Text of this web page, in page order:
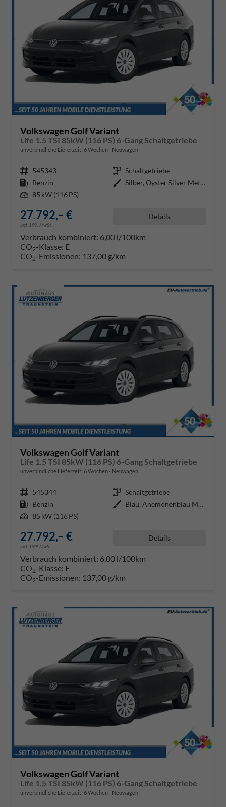
Volkswagen Golf Variant
Life 1.5 TSI 85kW (116 PS) 6-Gang Schaltgetriebe
unverbindliche Lieferzeit: 6 Wochen Neuwagen
Fahrzeugnr. 545343 Getriebe Schaltgetriebe
Kraftstoff Benzin Außenfarbe
Silber, Oyster Silver Metallic (
Leistung 85 kW (116 PS)
27.792,– €
incl. 19% MwSt.
Details
Verbrauch kombiniert: 6,00 l/100km
CO2-Klasse: E
CO2-Emissionen: 137,00 g/km
Volkswagen Golf Variant
Life 1.5 TSI 85kW (116 PS) 6-Gang Schaltgetriebe
unverbindliche Lieferzeit: 6 Wochen Neuwagen
Fahrzeugnr. 545344 Getriebe Schaltgetriebe
Kraftstoff Benzin Außenfarbe
Blau, Anemonenblau Metallic (5R)
Leistung 85 kW (116 PS)
27.792,– €
incl. 19% MwSt.
Details
Verbrauch kombiniert: 6,00 l/100km
CO2-Klasse: E
CO2-Emissionen: 137,00 g/km
Volkswagen Golf Variant
Life 1.5 TSI 85kW (116 PS) 6-Gang Schaltgetriebe
unverbindliche Lieferzeit: 6 Wochen Neuwagen